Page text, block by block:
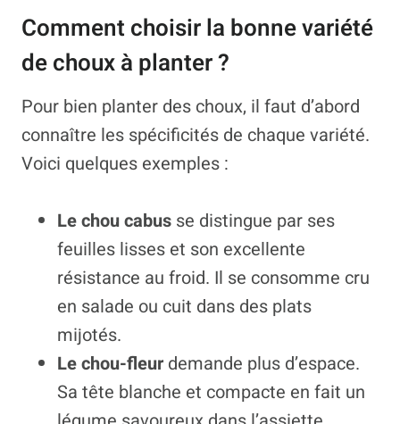
Comment choisir la bonne variété
de choux à planter ?
Pour bien planter des choux, il faut d’abord
connaître les spécificités de chaque variété.
Voici quelques exemples :
Le chou cabus se distingue par ses
feuilles lisses et son excellente
résistance au froid. Il se consomme cru
en salade ou cuit dans des plats
mijotés.
Le chou-fleur demande plus d’espace.
Sa tête blanche et compacte en fait un